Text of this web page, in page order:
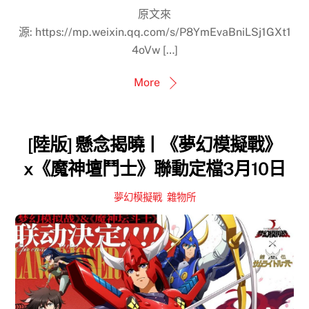
原文來
源: https://mp.weixin.qq.com/s/P8YmEvaBniLSj1GXt1
4oVw […]
More
[陸版] 懸念揭曉丨《夢幻模擬戰》
x《魔神壇鬥士》聯動定檔3月10日
夢幻模擬戰, 雜物所